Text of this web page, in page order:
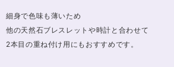
細身で色味も薄いため
他の天然石ブレスレットや時計と合わせて
2本目の重ね付け用にもおすすめです。